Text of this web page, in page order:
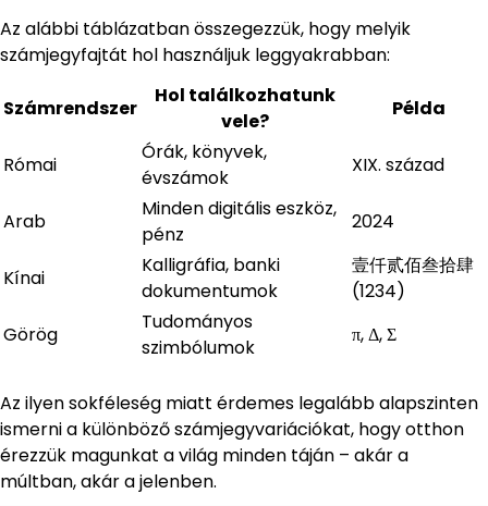
Az alábbi táblázatban összegezzük, hogy melyik
számjegyfajtát hol használjuk leggyakrabban:
Számrendszer
Hol találkozhatunk
vele?
Példa
Római
Órák, könyvek,
évszámok
XIX. század
Arab
Minden digitális eszköz,
pénz
2024
Kínai
Kalligráfia, banki
dokumentumok
壹仟贰佰叁拾肆
(1234)
Görög
Tudományos
szimbólumok
π, Δ, Σ
Az ilyen sokféleség miatt érdemes legalább alapszinten
ismerni a különböző számjegyvariációkat, hogy otthon
érezzük magunkat a világ minden táján – akár a
múltban, akár a jelenben.